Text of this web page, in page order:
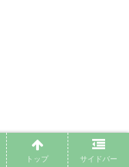
トップ サイドバー